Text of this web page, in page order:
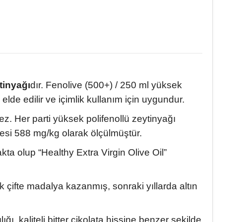
dır. Fenolive (500+) / 250 ml yüksek
edilir ve içimlik kullanım için uygundur.
Her parti yüksek polifenollü zeytinyağı
588 mg/kg olarak ölçülmüştür.
olup “Healthy Extra Virgin Olive Oil”
madalya kazanmış, sonraki yıllarda altın
kaliteli bitter çikolata hissine benzer şekilde